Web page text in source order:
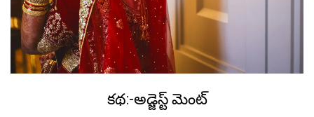
Posted
on
February 16, 2023
Telugu
కథ:-అడ్జెస్ట్ మెంట్